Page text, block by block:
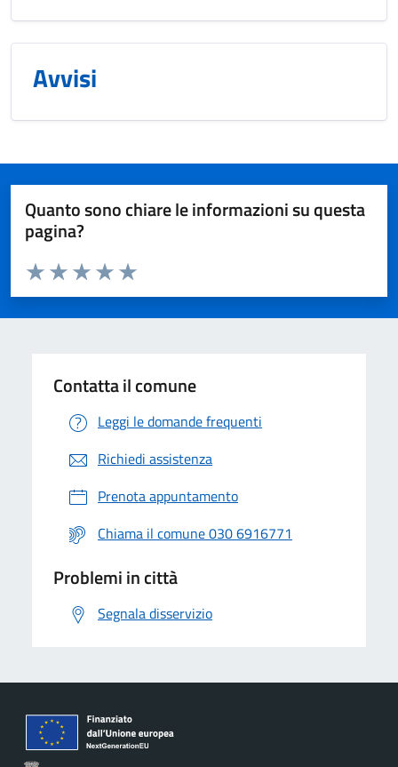
Avvisi
Quanto sono chiare le informazioni su questa
pagina?
Valuta da 1 a 5 stelle la pagina
Valuta 5 stelle su 5
Valuta 4 stelle su 5
Valuta 3 stelle su 5
Valuta 2 stelle su 5
Valuta 1 stelle su 5
Contatta il comune
Leggi le domande frequenti
Richiedi assistenza
Prenota appuntamento
Chiama il comune 030 6916771
Problemi in città
Segnala disservizio